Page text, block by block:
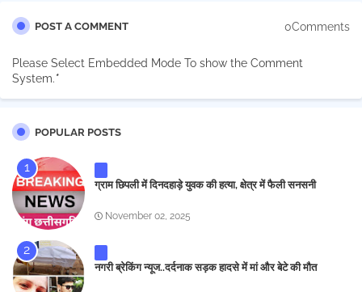
POST A COMMENT 0Comments
Please Select Embedded Mode To show the Comment
System.*
POPULAR POSTS
ग्राम छिपली में दिनदहाड़े युवक की हत्या, क्षेत्र में फैली सनसनी
November 02, 2025
नगरी ब्रेकिंग न्यूज..दर्दनाक सड़क हादसे में मां और बेटे की मौत